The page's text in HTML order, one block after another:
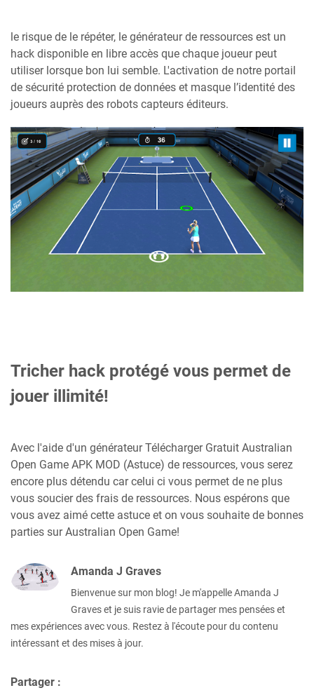
le risque de le répéter, le générateur de ressources est un
hack disponible en libre accès que chaque joueur peut
utiliser lorsque bon lui semble. L'activation de notre portail
de sécurité protection de données et masque l’identité des
joueurs auprès des robots capteurs éditeurs.
Tricher hack protégé vous permet de
jouer illimité!
Avec l'aide d'un générateur Télécharger Gratuit Australian
Open Game APK MOD (Astuce) de ressources, vous serez
encore plus détendu car celui ci vous permet de ne plus
vous soucier des frais de ressources. Nous espérons que
vous avez aimé cette astuce et on vous souhaite de bonnes
parties sur Australian Open Game!
Amanda J Graves
Bienvenue sur mon blog! Je m'appelle Amanda J
Graves et je suis ravie de partager mes pensées et
mes expériences avec vous. Restez à l'écoute pour du contenu
intéressant et des mises à jour.
Partager :